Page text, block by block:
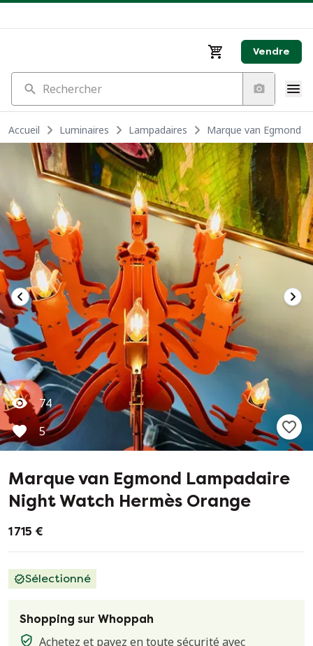
Vendre
Rechercher
Accueil Luminaires Lampadaires Marque van Egmond
74
5
Marque van Egmond Lampadaire
Night Watch Hermès Orange
1 715 €
Sélectionné
Shopping sur Whoppah
Achetez et payez en toute sécurité avec